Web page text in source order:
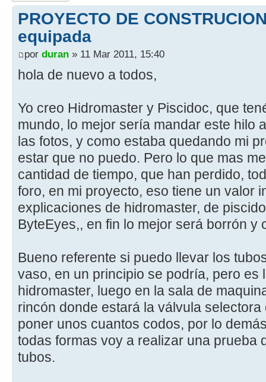
PROYECTO DE
equipada
por duran » 11 Mar 2011, 15:40
hola de nuevo a todos,
Yo creo Hidromaster y Piscidoc, que
mundo, lo mejor sería mandar este hilo
las fotos, y como estaba quedando mi
estar que no puedo. Pero lo que mas
cantidad de tiempo, que han perdido,
foro, en mi proyecto, eso tiene un valor
explicaciones de hidromaster, de
ByteEyes,, en fin lo mejor será borrón y
Bueno referente si puedo llevar los
vaso, en un principio se podría, pero es
hidromaster, luego en la sala de
rincón donde estará la válvula
poner unos cuantos codos, por lo
todas formas voy a realizar una prueba
tubos.